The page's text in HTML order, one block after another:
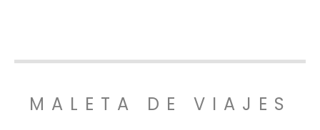
MALETA DE VIAJES